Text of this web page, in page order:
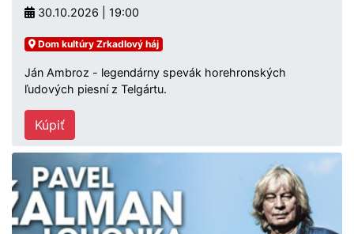
30.10.2026 | 19:00
Dom kultúry Zrkadlový háj
Ján Ambroz - legendárny spevák horehronských
ľudových piesní z Telgártu.
Kúpiť